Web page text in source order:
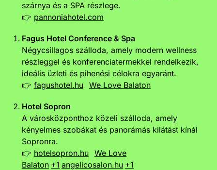
szárnya és a SPA részlege.
👉 pannoniahotel.com
Fagus Hotel Conference & Spa
Négycsillagos szálloda, amely modern wellness
részleggel és konferenciatermekkel rendelkezik,
ideális üzleti és pihenési célokra egyaránt.
👉 fagushotel.hu We Love Balaton
Hotel Sopron
A városközponthoz közeli szálloda, amely
kényelmes szobákat és panorámás kilátást kínál
Sopronra.
👉 hotelsopron.hu We Love
Balaton +1 angelicosalon.hu +1